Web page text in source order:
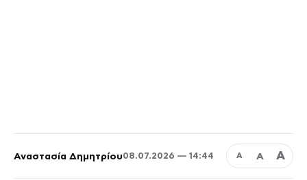
Αναστασία Δημητρίου08.07.2026 — 14:44 Α Α Α